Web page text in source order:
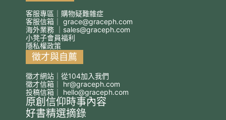
客服專區｜購物疑難雜症
客服信箱｜ grace@graceph.com
海外業務 ｜ sales@graceph.com
小凳子會員福利
隱私權政策
徵才與自薦
徵才網站｜從104加入我們
徵才信箱｜ hr@graceph.com
投稿信箱｜ hello@graceph.com
原創信仰時事內容
好書精選摘錄